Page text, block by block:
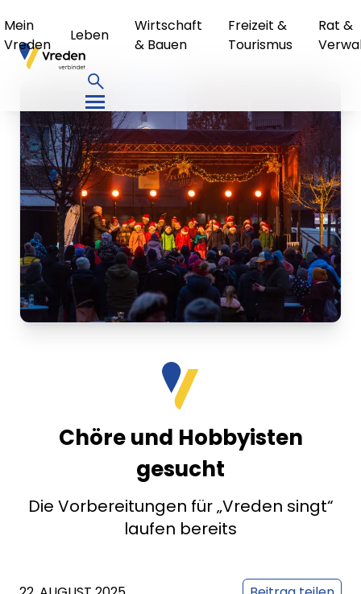
Mein
Vreden
Leben
Wirtschaft
& Bauen
Freizeit &
Tourismus
Rat &
Chöre und Hobbyisten
gesucht
Die Vorbereitungen für „Vreden singt“
laufen bereits